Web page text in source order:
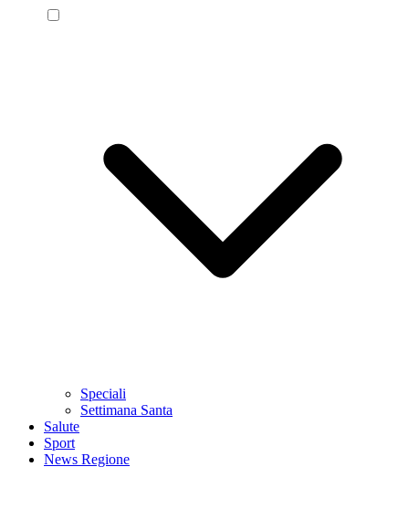
Speciali
Settimana Santa
Salute
Sport
News Regione